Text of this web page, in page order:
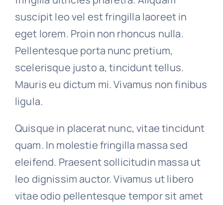
suscipit leo vel est fringilla laoreet in
eget lorem. Proin non rhoncus nulla.
Pellentesque porta nunc pretium,
scelerisque justo a, tincidunt tellus.
Mauris eu dictum mi. Vivamus non finibus
ligula.
Quisque in placerat nunc, vitae tincidunt
quam. In molestie fringilla massa sed
eleifend. Praesent sollicitudin massa ut
leo dignissim auctor. Vivamus ut libero
vitae odio pellentesque tempor sit amet